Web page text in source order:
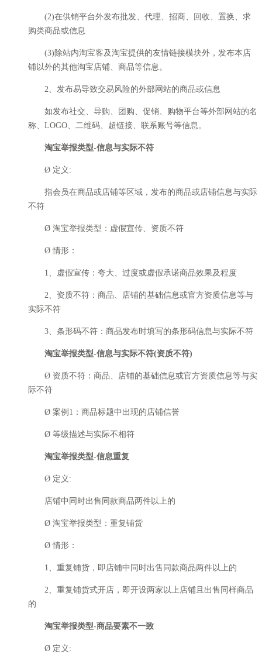
(2)在供销平台外发布批发、代理、招商、回收、置换、求
购类商品或信息
(3)除站内淘宝客及淘宝提供的友情链接模块外，发布本店
铺以外的其他淘宝店铺、商品等信息。
2、发布易导致交易风险的外部网站的商品或信息
如发布社交、导购、团购、促销、购物平台等外部网站的名
称、LOGO、二维码、超链接、联系账号等信息。
淘宝举报类型-信息与实际不符
Ø 定义:
指会员在商品或店铺等区域，发布的商品或店铺信息与实际
不符
Ø 淘宝举报类型：虚假宣传、资质不符
Ø 情形：
1、虚假宣传：夸大、过度或虚假承诺商品效果及程度
2、资质不符：商品、店铺的基础信息或官方资质信息等与
实际不符
3、条形码不符：商品发布时填写的条形码信息与实际不符
淘宝举报类型-信息与实际不符(资质不符)
Ø 资质不符：商品、店铺的基础信息或官方资质信息等与实
际不符
Ø 案例1：商品标题中出现的店铺信誉
Ø 等级描述与实际不相符
淘宝举报类型-信息重复
Ø 定义:
店铺中同时出售同款商品两件以上的
Ø 淘宝举报类型：重复铺货
Ø 情形：
1、重复铺货，即店铺中同时出售同款商品两件以上的
2、重复铺货式开店，即开设两家以上店铺且出售同样商品
的
淘宝举报类型-商品要素不一致
Ø 定义: